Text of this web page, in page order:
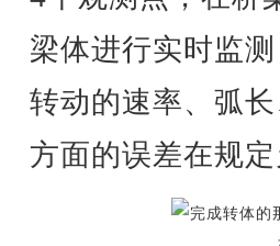
梁体进行实时监
转动的速率、弧
方面的误差在规定